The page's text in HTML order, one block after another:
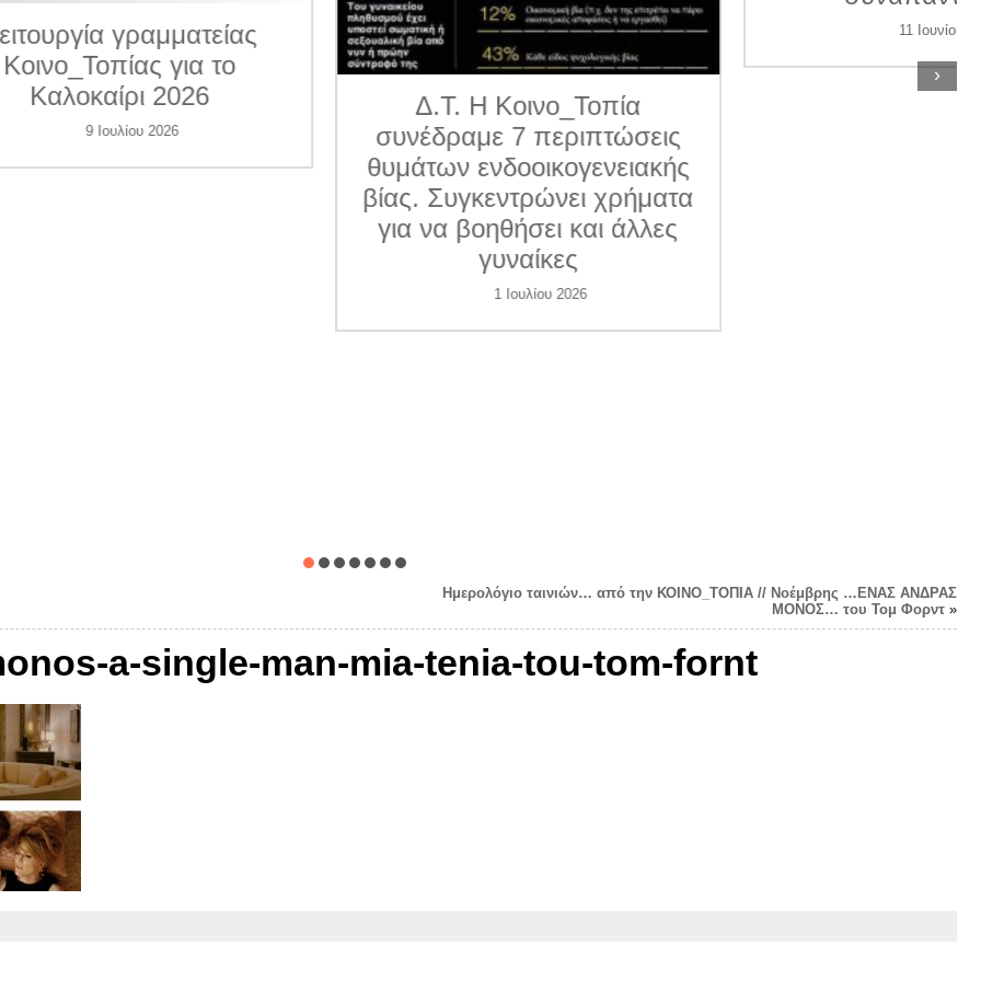
το
Δ.Τ. Η Κοινο_Τοπία
συνέδραμε 7 περιπτώσεις
θυμάτων ενδοοικογενειακής
βίας. Συγκεντρώνει χρήματα
για να βοηθήσει και άλλες
›
Ημερολόγιο ταινιών… από την ΚΟΙΝΟ_ΤΟΠΙΑ // Νοέμβρης …ΕΝΑΣ ΑΝΔΡΑΣ
ΜΟΝΟΣ… του Τομ Φορντ»
a-single-man-mia-tenia-tou-tom-fornt